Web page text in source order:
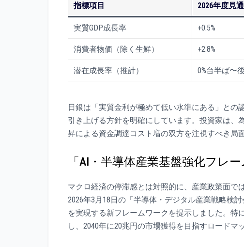
指標項目 2026年度見
実質GDP成長率 +0.5%
消費者物価（除く生鮮） +2.8%
潜在成長率（推計） 0%台半ば〜
日銀は「実質金利が極めて低い水準にある」と
引き上げる方針を明確にしています。投資家は、
昇による資金調達コスト増の双方を注視すべき局面
「AI・半導体産業基盤強化フレ
マクロ経済の停滞感とは対照的に、産業政策面で
2026年3月18日の「半導体・デジタル産業戦略検
を実現する新フレームワークを提示しました。特
し、2040年に20兆円の市場獲得を目指すロードマ